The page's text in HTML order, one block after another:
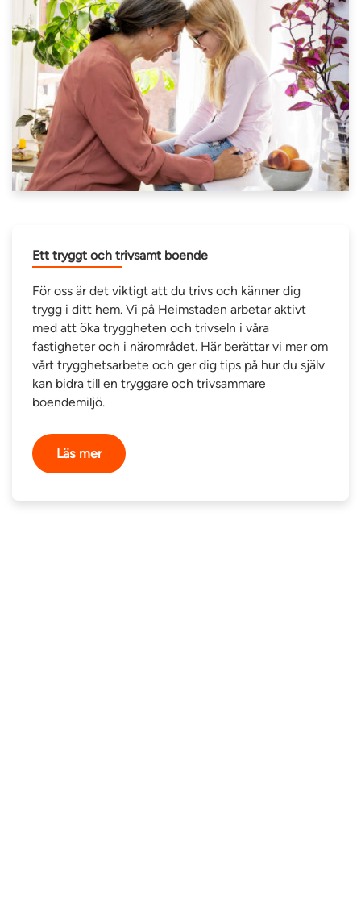
Ett tryggt och trivsamt boende
För oss är det viktigt att du trivs och känner dig
trygg i ditt hem. Vi på Heimstaden arbetar aktivt
med att öka tryggheten och trivseln i våra
fastigheter och i närområdet. Här berättar vi mer om
vårt trygghetsarbete och ger dig tips på hur du själv
kan bidra till en tryggare och trivsammare
boendemiljö.
Läs mer